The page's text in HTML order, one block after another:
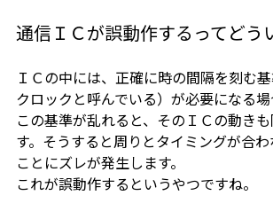
通信ＩＣが誤動作するってどう
ＩＣの中には、正確に時の間隔を刻む
クロックと呼んでいる）が必要になる場
この基準が乱れると、そのＩＣの動き
す。そうすると周りとタイミングが合
ことにズレが発生します。
これが誤動作するというやつですね。